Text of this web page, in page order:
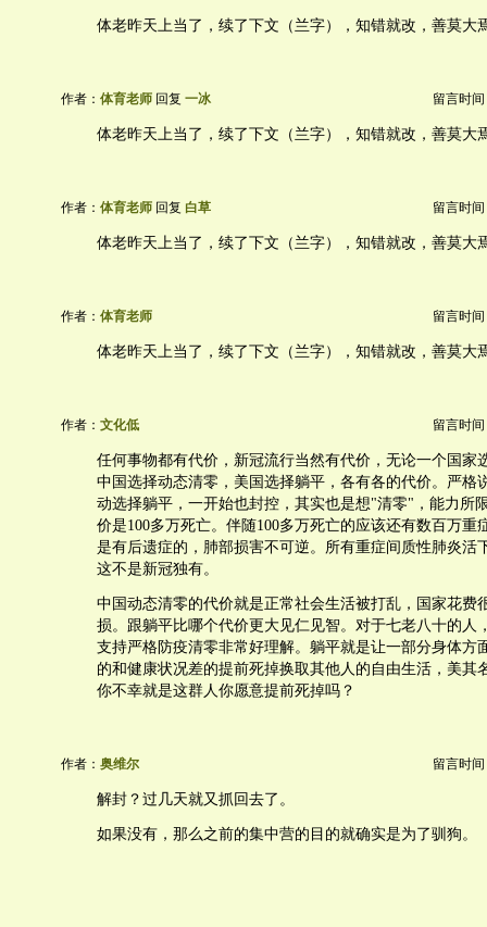
体老昨天上当了，续了下文（兰字），知错就改，善莫大
作者： 体育老师 回复 一冰 留言时间
体老昨天上当了，续了下文（兰字），知错就改，善莫大
作者： 体育老师 回复 白草 留言时间
体老昨天上当了，续了下文（兰字），知错就改，善莫大
作者： 体育老师 留言时间
体老昨天上当了，续了下文（兰字），知错就改，善莫大
作者： 文化低 留言时间
任何事物都有代价，新冠流行当然有代价，无论一个国家
中国选择动态清零，美国选择躺平，各有各的代价。严格
动选择躺平，一开始也封控，其实也是想"清零"，能力所
价是100多万死亡。伴随100多万死亡的应该还有数百万重
是有后遗症的，肺部损害不可逆。所有重症间质性肺炎活
这不是新冠独有。
中国动态清零的代价就是正常社会生活被打乱，国家花费
损。跟躺平比哪个代价更大见仁见智。对于七老八十的人
支持严格防疫清零非常好理解。躺平就是让一部分身体方
的和健康状况差的提前死掉换取其他人的自由生活，美其
你不幸就是这群人你愿意提前死掉吗？
作者： 奥维尔 留言时间
解封？过几天就又抓回去了。
如果没有，那么之前的集中营的目的就确实是为了驯狗。